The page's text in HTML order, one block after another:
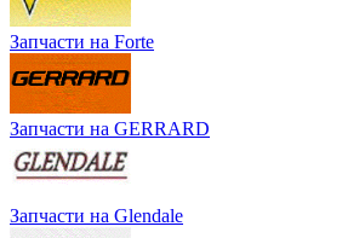
Запчасти на Forte
Запчасти на GERRARD
Запчасти на Glendale